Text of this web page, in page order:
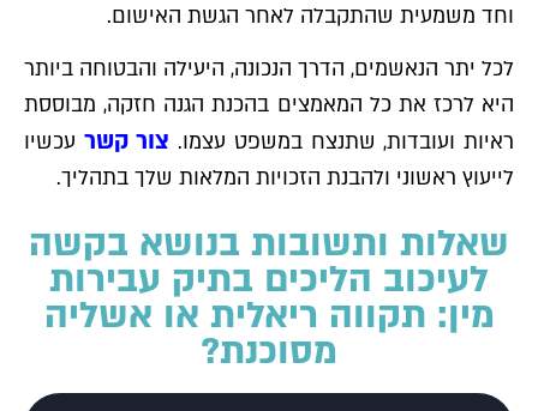
וחד משמעית שהתקבלה לאחר הגשת האישום.
לכל יתר הנאשמים, הדרך הנכונה, היעילה והבטוחה ביותר
היא לרכז את כל המאמצים בהכנת הגנה חזקה, מבוססת
ראיות ועובדות, שתנצח במשפט עצמו. צור קשר עכשיו
לייעוץ ראשוני ולהבנת הזכויות המלאות שלך בתהליך.
שאלות ותשובות בנושא בקשה
לעיכוב הליכים בתיק עבירות
מין: תקווה ריאלית או אשליה
מסוכנת?